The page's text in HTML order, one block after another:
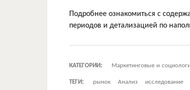
Подробнее ознакомиться с
периодов и детализацией по
КАТЕГОРИИ:
Маркетинговые и
ТЕГИ:
рынок Анализ исследование